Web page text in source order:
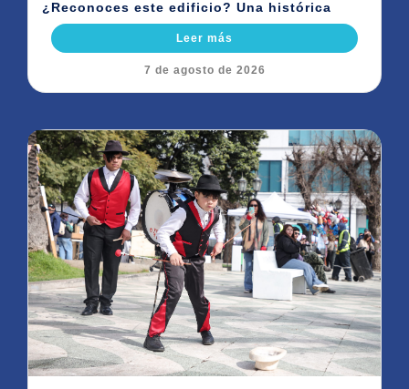
¿Reconoces este edificio? Una histórica
Leer más
7 de agosto de 2026